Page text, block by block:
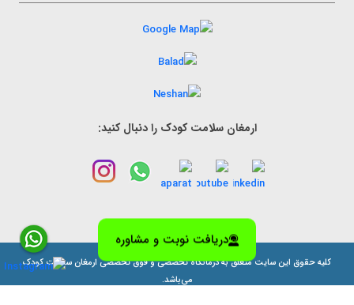
ارمغان سلامت کودک را دنبال کنید:
کلیه حقوق این سایت متعلق به درمانگاه تخصصی و فوق تخصصی ارمغان سلامت کودک
می‌باشد.
دریافت نوبت و مشاوره